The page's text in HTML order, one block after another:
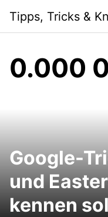
content
Tipps, Tricks &
0.000
Google-
und
kennen